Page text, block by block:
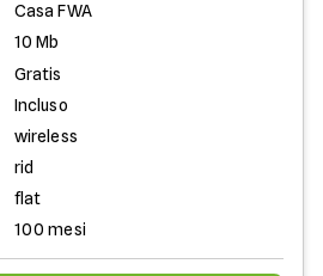
Casa FWA
10 Mb
Gratis
Incluso
wireless
rid
flat
100 mesi